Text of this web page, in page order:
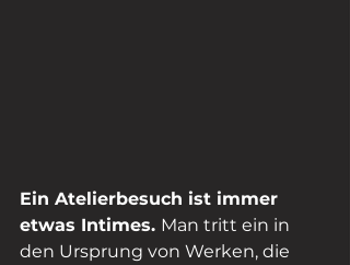
Ein Atelierbesuch ist immer
etwas Intimes. Man tritt ein in
den Ursprung von Werken, die